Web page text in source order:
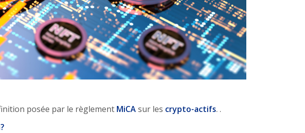
posée par le règlement MiCAsur les crypto-actifs. .